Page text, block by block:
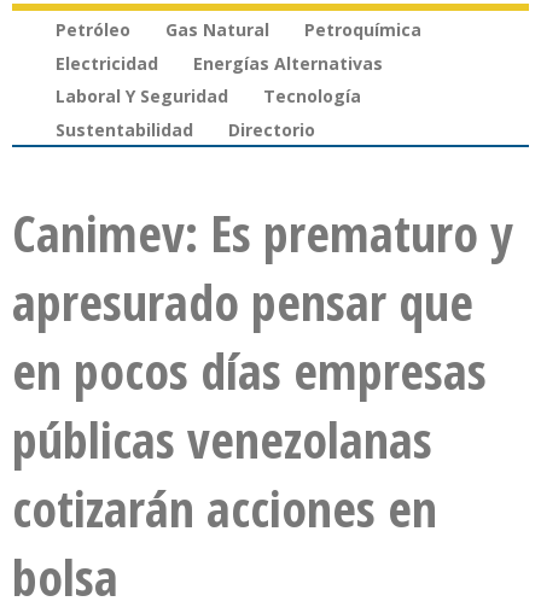
Petróleo Gas Natural
Petroquímica
Electricidad
Energías Alternativas
Laboral Y Seguridad
Tecnología
Sustentabilidad
Directorio
Canimev: Es prematuro y
apresurado pensar que
en pocos días empresas
públicas venezolanas
cotizarán acciones en
bolsa